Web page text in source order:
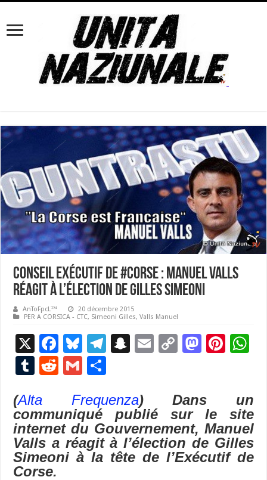
Conseil Exécutif de #Corse : Manuel Valls
réagit à l’élection de Gilles Simeoni
AnToFpcL™
20 décembre 2015
PER A CORSICA - CTC, Simeoni Gilles,Valls Manuel
X
F
ac
e
o
o
k
Bl
u
es
ky
T
gr
a
m
S
p
c
h
at
E
C
y
Li
n
k
M
d
o
n
Pi
es
t
p
p
T
m
bl
r
R
di
t
G
ai
l
ta
g
er
(Alta Frequenza) Dans un
communiqué publié sur le site
internet du Gouvernement, Manuel
Valls a réagit à l’élection de Gilles
Simeoni à la tête de l’Exécutif de
Corse.